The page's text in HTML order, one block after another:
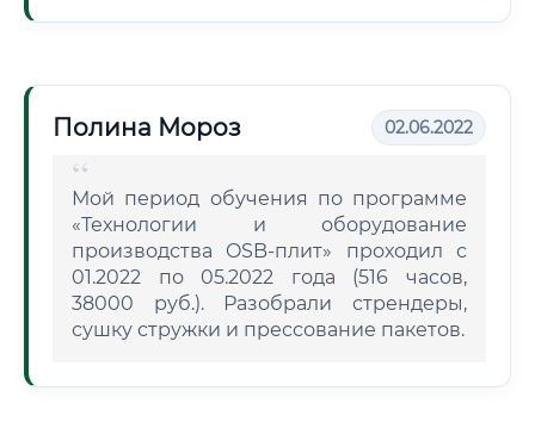
Полина Мороз 02.06.2022
Мой период обучения по программе
«Технологии и оборудование
производства OSB-плит» проходил с
01.2022 по 05.2022 года (516 часов,
38000 руб.). Разобрали стрендеры,
сушку стружки и прессование пакетов.